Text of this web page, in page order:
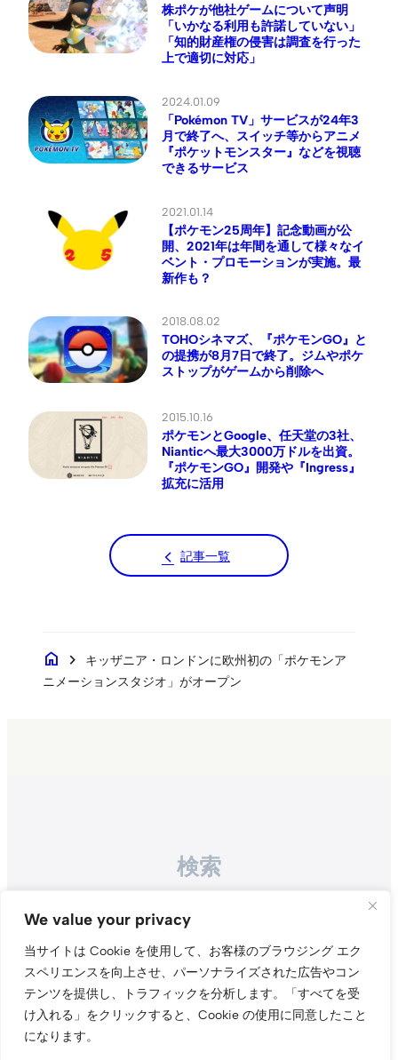
We value your privacy
当サイトは Cookie を使用して、お客様のブラウジング エク
スペリエンスを向上させ、パーソナライズされた広告やコン
テンツを提供し、トラフィックを分析します。
「すべてを受
け入れる」をクリックすると、Cookie の使用に同意したこと
になります。
株ポケが他社ゲームについて声明
「いかなる利用も許諾していない」
「知的財産権の侵害は調査を行った
上で適切に対応」
2024.01.09
「Pokémon TV」サービスが24年3
月で終了へ、スイッチ等からアニメ
『ポケットモンスター』などを視聴
できるサービス
2021.01.14
【ポケモン25周年】記念動画が公
開、2021年は年間を通して様々なイ
ベント・プロモーションが実施。最
新作も？
2018.08.02
TOHOシネマズ、『ポケモンGO』と
の提携が8月7日で終了。ジムやポケ
ストップがゲームから削除へ
2015.10.16
ポケモンとGoogle、任天堂の3社、
Nianticへ最大3000万ドルを出資。
『ポケモンGO』開発や『Ingress』
拡充に活用
記事一覧
home chevron_right
キッザニア・ロンドンに欧州初の「ポケモンア
ニメーションスタジオ」がオープン
検索
Search